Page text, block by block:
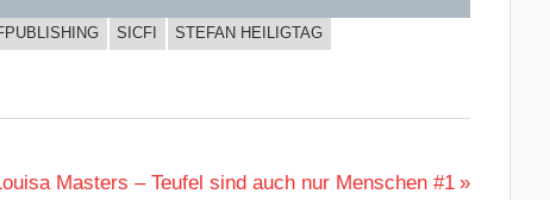
SICFI
STEFAN HEILIGTAG
Masters – Teufel sind auch nur Menschen #1